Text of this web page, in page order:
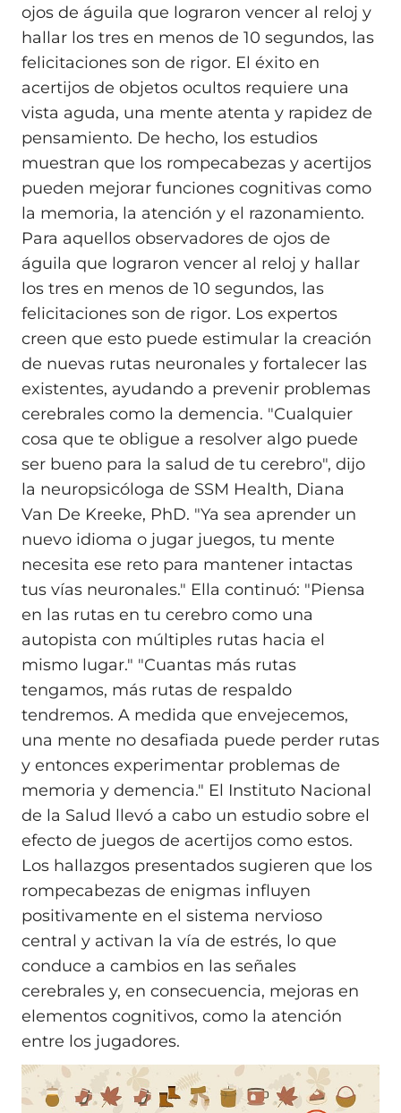
ojos de águila que lograron vencer al reloj y
hallar los tres en menos de 10 segundos, las
felicitaciones son de rigor. El éxito en
acertijos de objetos ocultos requiere una
vista aguda, una mente atenta y rapidez de
pensamiento. De hecho, los estudios
muestran que los rompecabezas y acertijos
pueden mejorar funciones cognitivas como
la memoria, la atención y el razonamiento.
Para aquellos observadores de ojos de
águila que lograron vencer al reloj y hallar
los tres en menos de 10 segundos, las
felicitaciones son de rigor. Los expertos
creen que esto puede estimular la creación
de nuevas rutas neuronales y fortalecer las
existentes, ayudando a prevenir problemas
cerebrales como la demencia. "Cualquier
cosa que te obligue a resolver algo puede
ser bueno para la salud de tu cerebro", dijo
la neuropsicóloga de SSM Health, Diana
Van De Kreeke, PhD. "Ya sea aprender un
nuevo idioma o jugar juegos, tu mente
necesita ese reto para mantener intactas
tus vías neuronales." Ella continuó: "Piensa
en las rutas en tu cerebro como una
autopista con múltiples rutas hacia el
mismo lugar." "Cuantas más rutas
tengamos, más rutas de respaldo
tendremos. A medida que envejecemos,
una mente no desafiada puede perder rutas
y entonces experimentar problemas de
memoria y demencia." El Instituto Nacional
de la Salud llevó a cabo un estudio sobre el
efecto de juegos de acertijos como estos.
Los hallazgos presentados sugieren que los
rompecabezas de enigmas influyen
positivamente en el sistema nervioso
central y activan la vía de estrés, lo que
conduce a cambios en las señales
cerebrales y, en consecuencia, mejoras en
elementos cognitivos, como la atención
entre los jugadores.